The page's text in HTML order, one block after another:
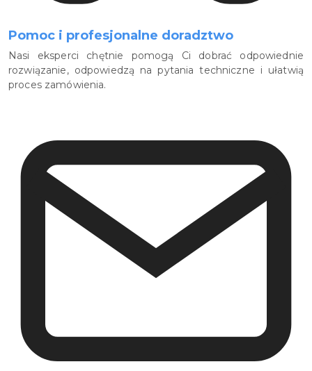
Pomoc i profesjonalne doradztwo
Nasi eksperci chętnie pomogą Ci dobrać odpowiednie
rozwiązanie, odpowiedzą na pytania techniczne i ułatwią
proces zamówienia.